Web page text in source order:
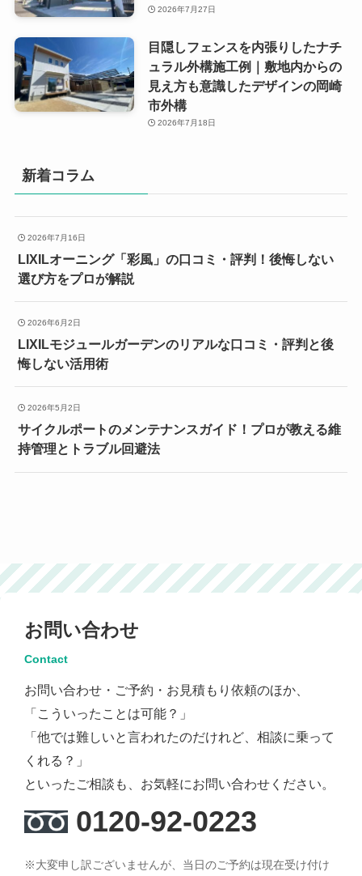
2026年7月27日
目隠しフェンスを内張りしたナチ
ュラル外構施工例｜敷地内からの
見え方も意識したデザインの岡崎
市外構
2026年7月18日
新着コラム
2026年7月16日
LIXILオーニング「彩風」の口コミ・評判！後悔しない
選び方をプロが解説
2026年6月2日
LIXILモジュールガーデンのリアルな口コミ・評判と後
悔しない活用術
2026年5月2日
サイクルポートのメンテナンスガイド！プロが教える維
持管理とトラブル回避法
お問い合わせ
Contact
お問い合わせ・ご予約・お見積もり依頼のほか、
「こういったことは可能？」
「他では難しいと言われたのだけれど、相談に乗って
くれる？」
といったご相談も、お気軽にお問い合わせください。
0120-92-0223
※大変申し訳ございませんが、当日のご予約は現在受け付け